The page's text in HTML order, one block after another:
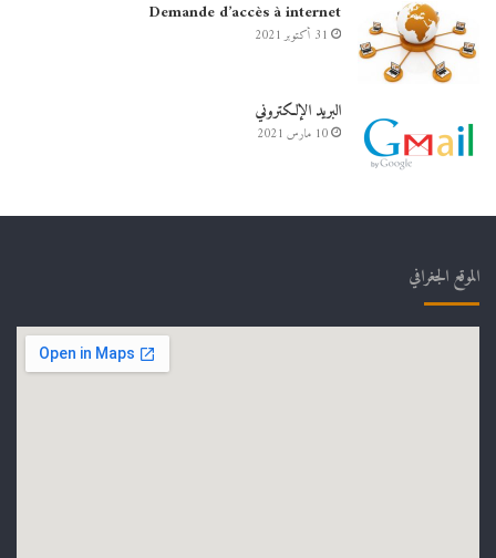
Demande d’accès à internet
31 أكتوبر 2021
البريد الإلكتروني
10 مارس 2021
الموقع الجغرافي